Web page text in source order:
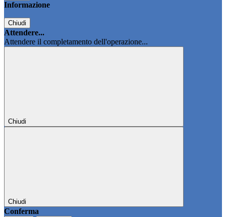
Informazione
Chiudi
Attendere...
Attendere il completamento dell'operazione...
Chiudi
Chiudi
Conferma